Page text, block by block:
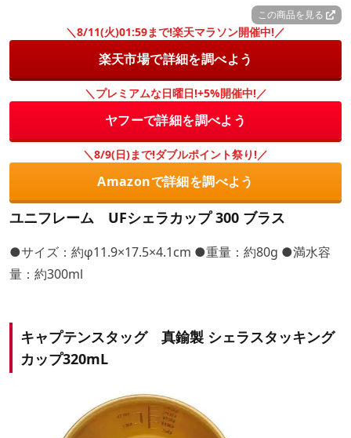
この商品を見る
＼8/11(火)01:59まで!楽天マラソン開催中!／
楽天市場で詳細を調べよう
＼プレミアムな日曜日!+5%開催中!／
ヤフーで詳細を調べよう
＼8/9(日)まで!ダブルポイント祭り!／
Amazonで詳細を調べよう
ユニフレーム UFシェラカップ 300 ブラス
●サイズ：約φ11.9×17.5×4.1cm ●重量：約80g ●満水容
量：約300ml
キャプテンスタッグ 真鍮製 シェラスタッキング
カップ320mL